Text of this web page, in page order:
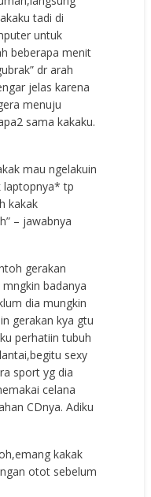
tadi di
untuk
beberapa menit
dr arah
jelas karena
menuju
sama kakaku.
mau ngelakuin
laptopnya* tp
kakak
– jawabnya
gerakan
badanya
dia mungkin
gerakan kya gtu
perhatiin tubuh
sexy
sport yg dia
celana
CDnya. Adiku
kakak
otot sebelum